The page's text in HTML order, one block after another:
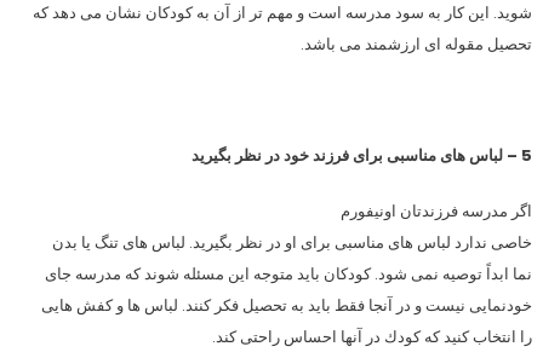
شوید. این كار به سود مدرسه است و مهم تر از آن به كودكان نشان می دهد كه
تحصیل مقوله ای ارزشمند می باشد.
5 – لباس های مناسبی برای فرزند خود در نظر بگیرید
اگر مدرسه فرزندتان اونیفورم
خاصی ندارد لباس های مناسبی برای او در نظر بگیرید. لباس های تنگ یا بدن
نما ابداً توصیه نمی شود. كودكان باید متوجه این مسئله شوند كه مدرسه جای
خودنمایی نیست و در آنجا فقط باید به تحصیل فكر كنند. لباس ها و كفش هایی
را انتخاب كنید كه كودك در آنها احساس راحتی كند.